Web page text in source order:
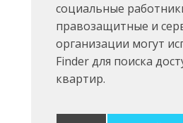
социальные
правозащитные и
организации могут
Finder для поиска
квартир.